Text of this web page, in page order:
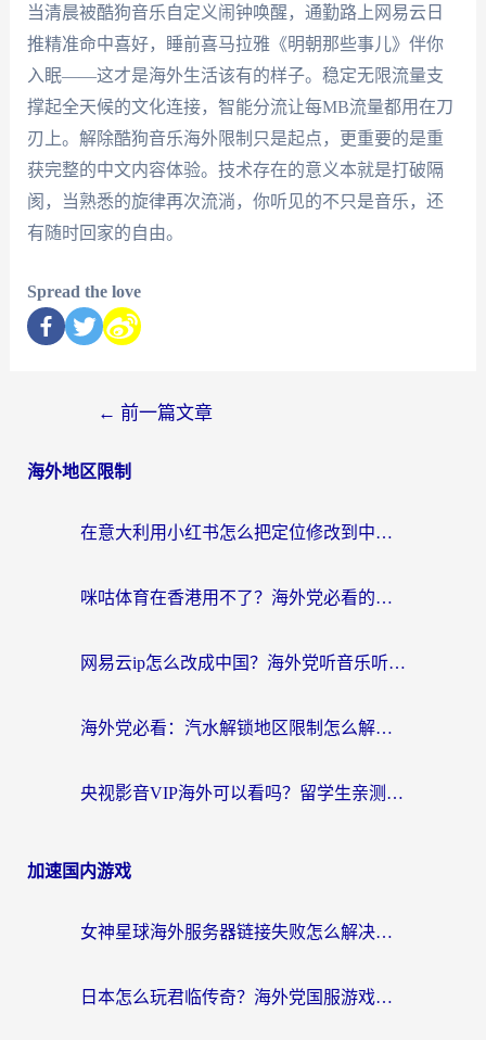
当清晨被酷狗音乐自定义闹钟唤醒，通勤路上网易云日
推精准命中喜好，睡前喜马拉雅《明朝那些事儿》伴你
入眠——这才是海外生活该有的样子。稳定无限流量支
撑起全天候的文化连接，智能分流让每MB流量都用在刀
刃上。解除酷狗音乐海外限制只是起点，更重要的是重
获完整的中文内容体验。技术存在的意义本就是打破隔
阂，当熟悉的旋律再次流淌，你听见的不只是音乐，还
有随时回家的自由。
Spread the love
← 前一篇文章
海外地区限制
在意大利用小红书怎么把定位修改到中国国内？3个实用技巧+1个靠谱工具帮你搞定
咪咕体育在香港用不了？海外党必看的回国加速器选择指南（附3个真实场景解决方案）
网易云ip怎么改成中国？海外党听音乐听书的无痛解决方案
海外党必看：汽水解锁地区限制怎么解除？3招解决国内影音&生活服务难题
央视影音VIP海外可以看吗？留学生亲测有效的回国加速器选择指南
加速国内游戏
女神星球海外服务器链接失败怎么解决？海外党国服游戏加速避坑指南
日本怎么玩君临传奇？海外党国服游戏加速避坑指南（附菲律宾欧洲玩家实测）